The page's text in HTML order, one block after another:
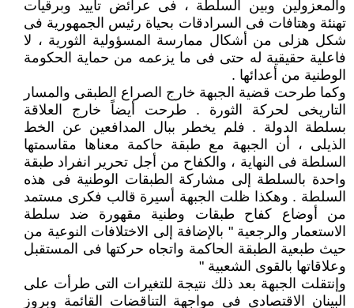
والمعزولين وبين السلطة ، فى عرائض تأييد وبرقيات
تهنئة وهتافات فى السرادقات بحياة رئيس الجمهورية فى
شكل هزلى من أشكال ممارسة المسؤولية الثورية ، لا
فاعلية حقيقية له حتى فى ما يزعمه من حماية الحكومة
الوطنية من أعدائها .
وكما طرحت قضية الجبهة خارج الصراع الطبقى والمسار
التاريخى لحركة الثورة . طرحت أيضاً خارج العلاقة
بسلطة الدولة . فلم يخطر ببال المدافعين عن الخط
الذيلى ، أن الجبهة مع طبقة حاكمة معناها مقاسمتها
السلطة فى النهاية ، والكفاح من أجل تحرير انفراد طبقة
واحدة بالسلطة إلى مشاركة الطبقات الوطنية فى هذه
السلطة . وهكذا ظلت الجبهة أسيرة قالب فكرى مستمد
من أوضاع كفاح طبقات وطنية مقهورة ضد سلطة
الاستعمار والرجعية " بالإضافة إلى الاختلافات النوعية من
حيث طبعية الطبقة الحاكمة واتجاه حركتها فى المستقبل
وعلاقاتها بالقوى الشعبية "
وإنتقلت الجبهة بعد ذلك نتيجة للتغيرات التى طرأت على
البينان الاقتصادى فى مواجهة التناقضات القائمة وبروز